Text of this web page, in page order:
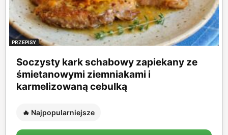
PRZEPISY
Soczysty kark schabowy zapiekany ze
śmietanowymi ziemniakami i
karmelizowaną cebulką
🔥 Najpopularniejsze